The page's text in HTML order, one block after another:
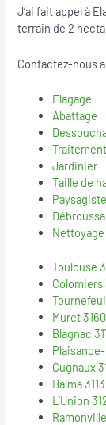
J’ai fait appel à
terrain de 2
Contactez-nous
Elagage
Abattage
Jardinier
Taille de
Paysagiste
Toulouse
Colomiers
Muret
Blagnac
Cugnaux
Balma
L’Union